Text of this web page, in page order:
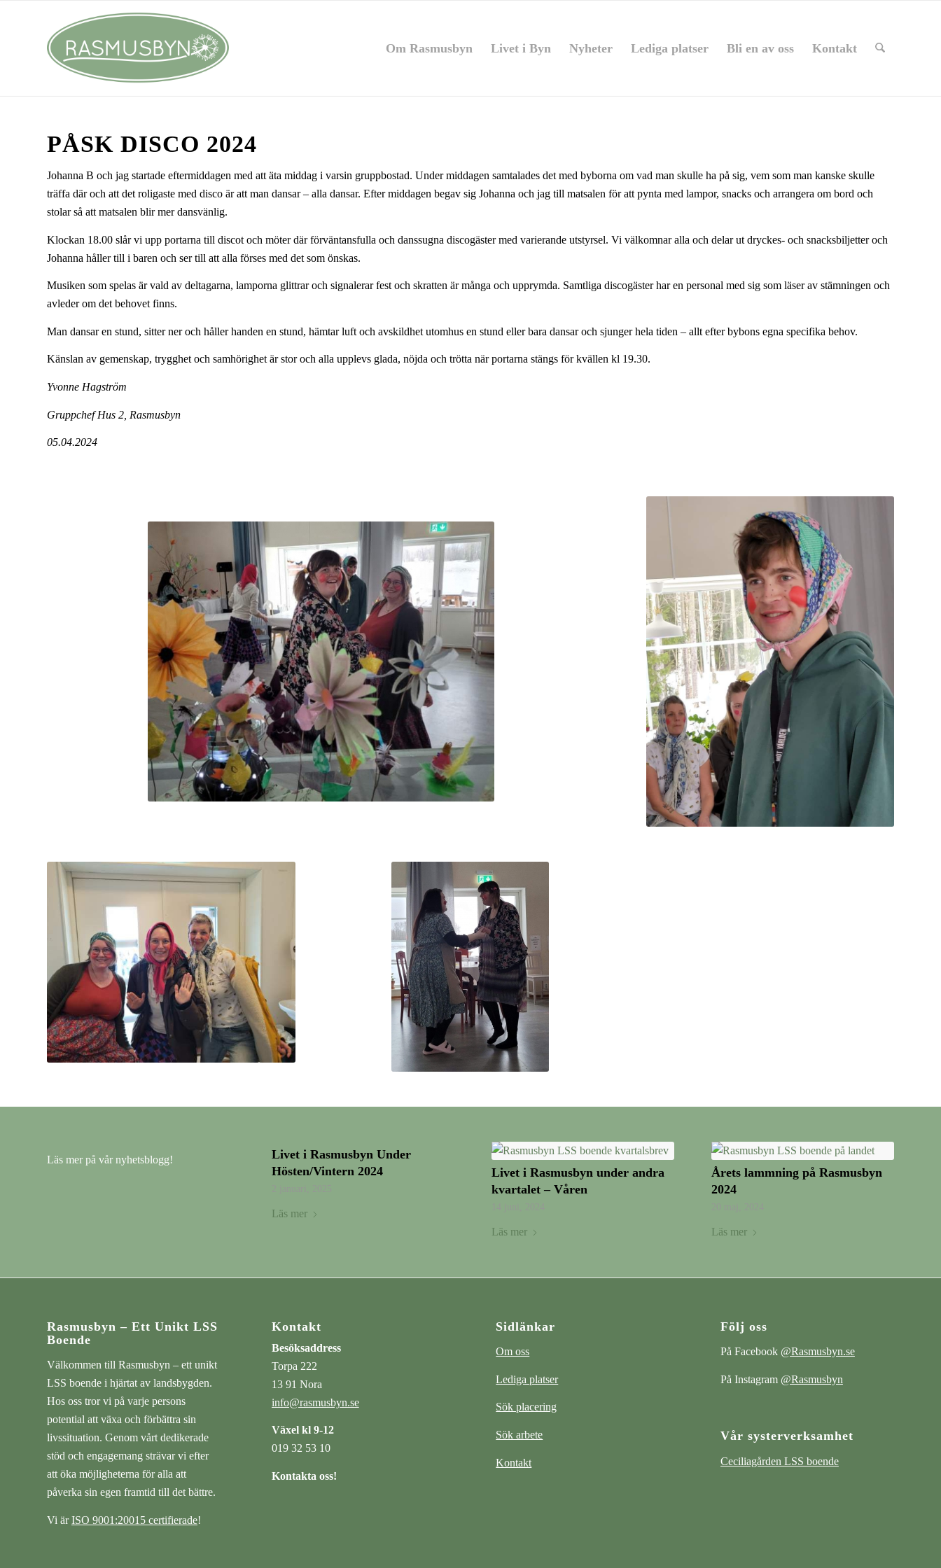
Om Rasmusbyn Livet i Byn Nyheter Lediga platser Bli en av oss Kontakt
PÅSK DISCO 2024
Johanna B och jag startade eftermiddagen med att äta middag i varsin gruppbostad. Under middagen samtalades det med byborna om vad man skulle ha på sig, vem som man kanske skulle
träffa där och att det roligaste med disco är att man dansar – alla dansar. Efter middagen begav sig Johanna och jag till matsalen för att pynta med lampor, snacks och arrangera om bord och
stolar så att matsalen blir mer dansvänlig.
Klockan 18.00 slår vi upp portarna till discot och möter där förväntansfulla och danssugna discogäster med varierande utstyrsel. Vi välkomnar alla och delar ut dryckes- och snacksbiljetter och
Johanna håller till i baren och ser till att alla förses med det som önskas.
Musiken som spelas är vald av deltagarna, lamporna glittrar och signalerar fest och skratten är många och upprymda. Samtliga discogäster har en personal med sig som läser av stämningen och
avleder om det behovet finns.
Man dansar en stund, sitter ner och håller handen en stund, hämtar luft och avskildhet utomhus en stund eller bara dansar och sjunger hela tiden – allt efter bybons egna specifika behov.
Känslan av gemenskap, trygghet och samhörighet är stor och alla upplevs glada, nöjda och trötta när portarna stängs för kvällen kl 19.30.
Yvonne Hagström
Gruppchef Hus 2, Rasmusbyn
05.04.2024
Läs mer på vår nyhetsblogg!
Livet i Rasmusbyn Under
Hösten/Vintern 2024
Läs mer
Livet i Rasmusbyn under andra
kvartalet – Våren
Läs mer
Årets lammning på Rasmusbyn
2024
Läs mer
Rasmusbyn – Ett Unikt LSS
Boende
Välkommen till Rasmusbyn – ett unikt
LSS boende i hjärtat av landsbygden.
Hos oss tror vi på varje persons
potential att växa och förbättra sin
livssituation. Genom vårt dedikerade
stöd och engagemang strävar vi efter
att öka möjligheterna för alla att
påverka sin egen framtid till det bättre.
Vi ärISO 9001:20015 certifierade!
Kontakt
Besöksaddress
Torpa 222
13 91 Nora
info@rasmusbyn.se
Växel kl 9-12
019 32 53 10
Kontakta oss!
Sidlänkar
Om oss
Lediga platser
Sök placering
Sök arbete
Kontakt
Följ oss
På Facebook @Rasmusbyn.se
På Instagram @Rasmusbyn
Vår systerverksamhet
Ceciliagården LSS boende